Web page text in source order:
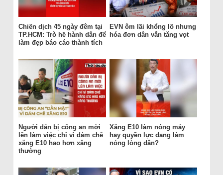
Chiến dịch 45 ngày đêm tại
TP.HCM: Trò hề hành dân để
làm đẹp báo cáo thành tích
EVN ôm lãi khổng lồ nhưng
hóa đơn dân vẫn tăng vọt
Người dân bị công an mời
lên làm việc chỉ vì dám chê
xăng E10 hao hơn xăng
thường
Xăng E10 làm nóng máy
hay quyền lực đang làm
nóng lòng dân?